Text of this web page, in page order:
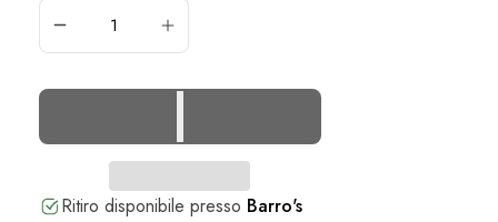
Ritiro disponibile presso Barro's